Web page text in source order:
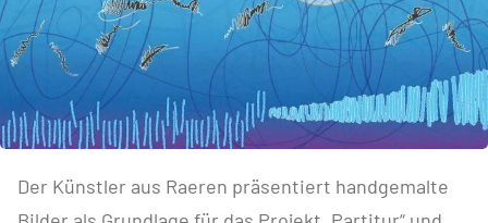
Der Künstler aus Raeren präsentiert handgemalte